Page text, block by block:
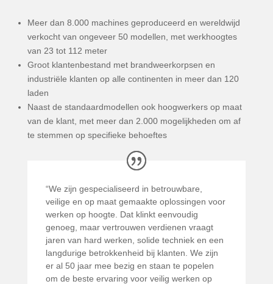
Meer dan 8.000 machines geproduceerd en wereldwijd
verkocht van ongeveer 50 modellen, met werkhoogtes
van 23 tot 112 meter
Groot klantenbestand met brandweerkorpsen en
industriële klanten op alle continenten in meer dan 120
laden
Naast de standaardmodellen ook hoogwerkers op maat
van de klant, met meer dan 2.000 mogelijkheden om af
te stemmen op specifieke behoeftes
“We zijn gespecialiseerd in betrouwbare,
veilige en op maat gemaakte oplossingen voor
werken op hoogte. Dat klinkt eenvoudig
genoeg, maar vertrouwen verdienen vraagt
jaren van hard werken, solide techniek en een
langdurige betrokkenheid bij klanten. We zijn
er al 50 jaar mee bezig en staan te popelen
om de beste ervaring voor veilig werken op